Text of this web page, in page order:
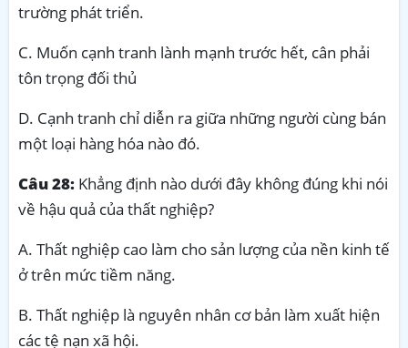
trường phát triển.
C. Muốn cạnh tranh lành mạnh trước hết, cân phải
tôn trọng đối thủ
D. Cạnh tranh chỉ diễn ra giữa những người cùng bán
một loại hàng hóa nào đó.
Câu 28: Khẳng định nào dưới đây không đúng khi nói
về hậu quả của thất nghiệp?
A. Thất nghiệp cao làm cho sản lượng của nền kinh tế
ở trên mức tiềm năng.
B. Thất nghiệp là nguyên nhân cơ bản làm xuất hiện
các tệ nạn xã hội.